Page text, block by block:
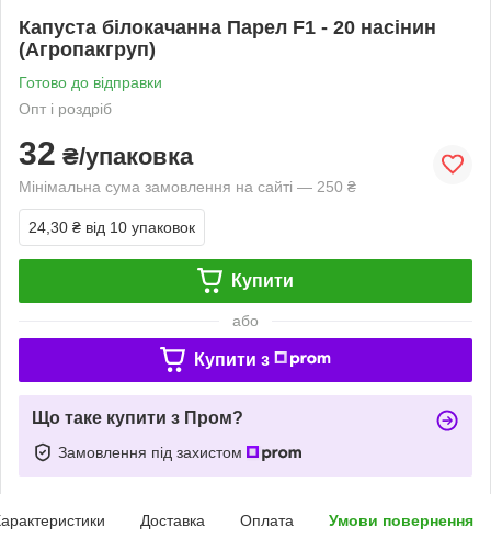
Капуста білокачанна Парел F1 - 20 насінин
(Агропакгруп)
Готово до відправки
Опт і роздріб
32 ₴/упаковка
Мінімальна сума замовлення на сайті — 250 ₴
24,30 ₴ від 10 упаковок
Купити
або
Купити з
Що таке купити з Пром?
Замовлення під захистом
Доставка Оплата Умови повернення